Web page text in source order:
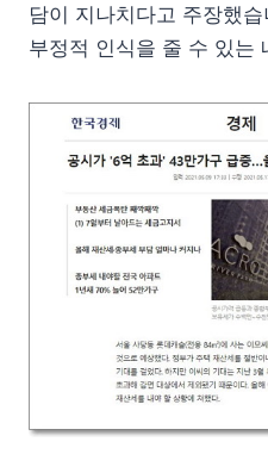
담이 지나치다고 주장했
부정적 인식을 줄 수 있는